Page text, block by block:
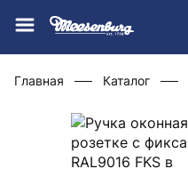
Главная Каталог